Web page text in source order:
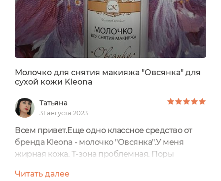
Молочко для снятия макияжа "Овсянка" для
сухой кожи Kleona
Татьяна
31 августа 2023
Всем привет.Еще одно классное средство от
бренда Kleona - молочко "Овсянка".У меня
жирная кожа. Т-зона проблемная. Поры
прыщи. К средствам по уходу за кожей лица я
Читать далее